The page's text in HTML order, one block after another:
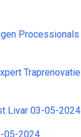
Processionals
Traprenovatie
Livar 03-05-2024
05-2024